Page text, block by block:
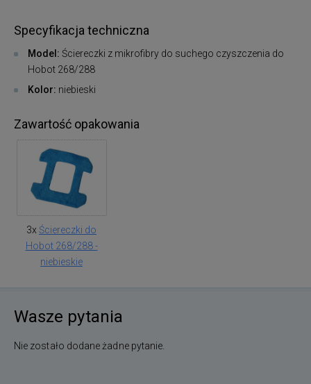
Specyfikacja techniczna
Model: Ściereczki z mikrofibry do suchego czyszczenia do
Hobot 268/288
Kolor: niebieski
Zawartość opakowania
3x Ściereczki do
Hobot 268/288 -
niebieskie
Wasze pytania
Nie zostało dodane żadne pytanie.